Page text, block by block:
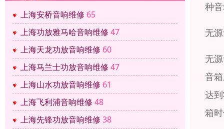
上海安桥音响维修 65
上海功放雅马哈音响维修 47
上海天龙功放音响维修 60
上海马兰士功放音响维修 47
上海山水功放音响维修 61
上海飞利浦音响维修 48
上海先锋功放音响维修 38
种
无
无
音
达
箱